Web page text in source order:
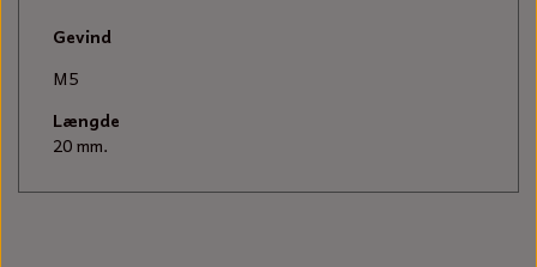
Gevind
M5
Længde
20 mm.